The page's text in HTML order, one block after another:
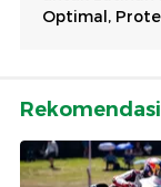
Rekomendasi